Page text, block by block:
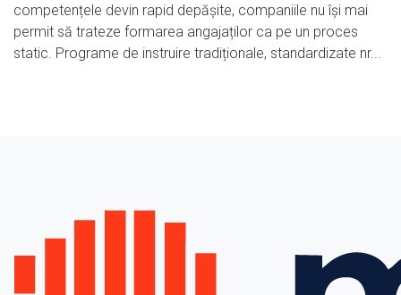
competențele devin rapid depășite, companiile nu își mai
permit să trateze formarea angajaților ca pe un proces
static. Programe de instruire tradiționale, standardizate nr...